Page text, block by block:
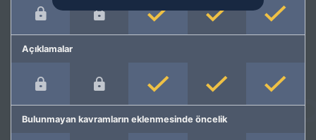
Açıklamalar
Bulunmayan kavramların eklenmesinde öncelik